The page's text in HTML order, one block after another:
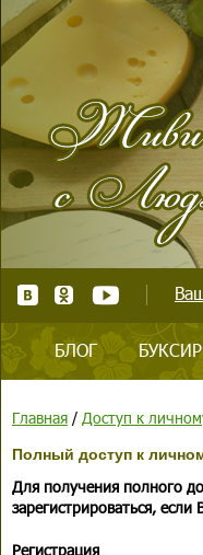
БЛОГ БУКСИР
Главная / Доступ к
Полный доступ к
Для получения полного
зарегистрироваться,
Регистрация